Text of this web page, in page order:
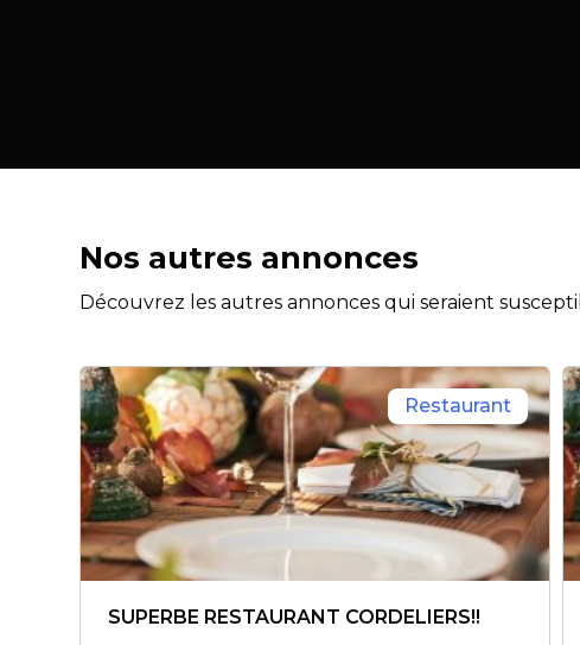
Nos autres annonces
Découvrez les autres annonces qui seraient
Restaurant
SUPERBE RESTAURANT CORDELIERS!!